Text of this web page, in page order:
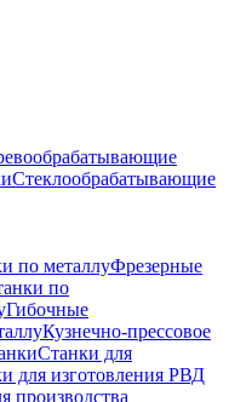
Стеклообрабатывающие
по металлуФрезерные
по
Гибочные
Кузнечно-прессовое
Станки для
для изготовления РВД
производства